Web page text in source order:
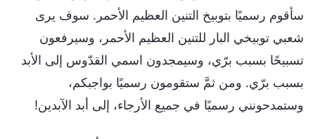
سأقوم رسميًا بتوبيخ التنين العظيم الأحمر. سوف يرى
شعبي توبيخي البار للتنين العظيم الأحمر، وسيرفعون
تسبيحًا بسبب برّي، وسيمجدون اسمي القدّوس إلى الأبد
بسبب برّي. ومن ثمَّ ستقومون رسميًا بواجبكم،
وستمدحونني رسميًا في جميع الأرجاء، إلى أبد الآبدين!